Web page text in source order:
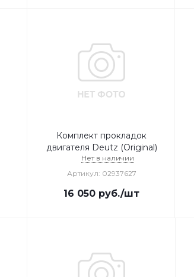
Комплект прокладок
двигателя Deutz (Original)
Нет в наличии
Артикул: 02937627
16 050 руб./шт